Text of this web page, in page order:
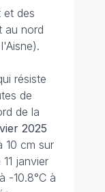
et des
au nord
résiste
de
de la
2025
10 cm sur
11 janvier
-10.8°C à